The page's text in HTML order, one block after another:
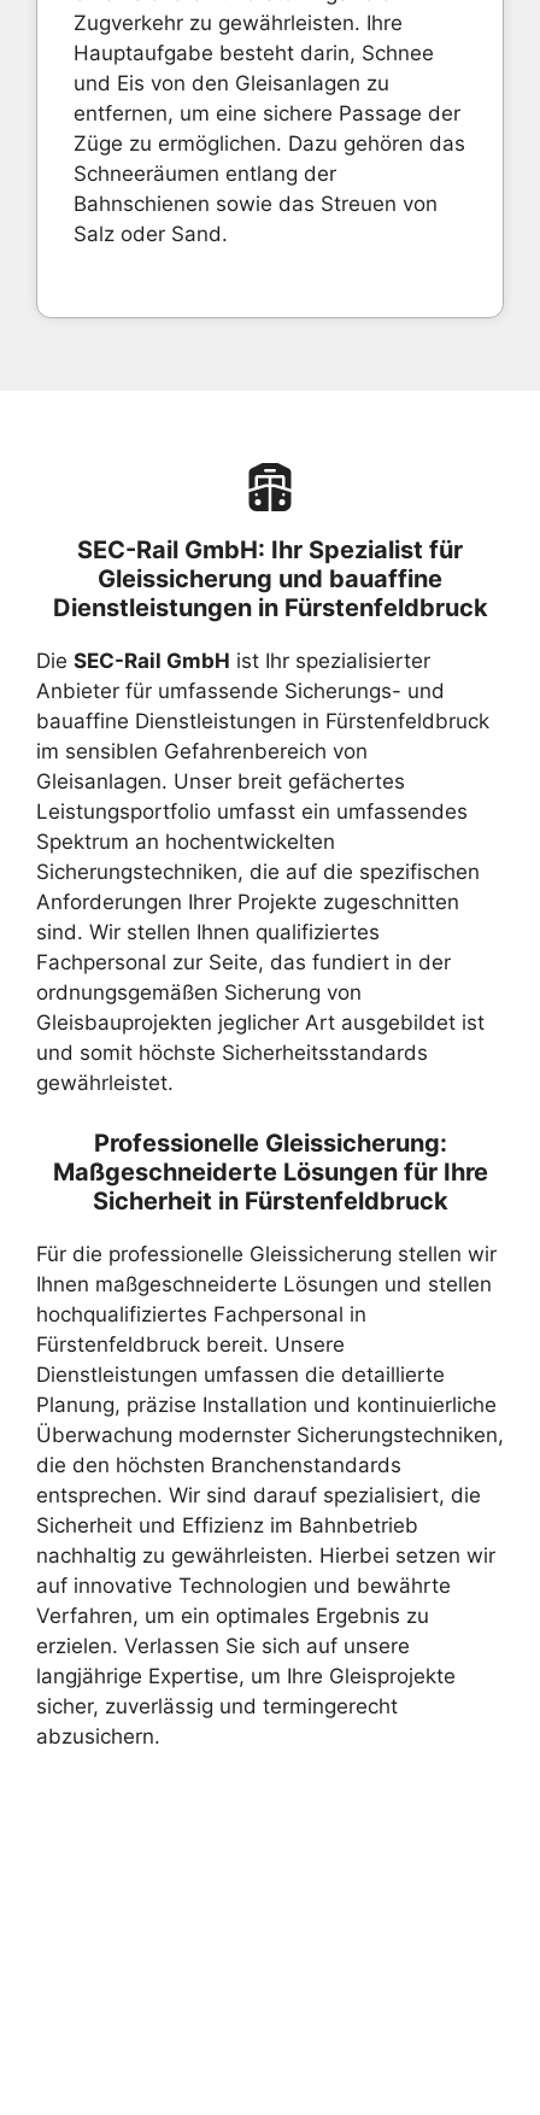
Zugverkehr zu gewährleisten. Ihre
Hauptaufgabe besteht darin, Schnee
und Eis von den Gleisanlagen zu
entfernen, um eine sichere Passage der
Züge zu ermöglichen. Dazu gehören das
Schneeräumen entlang der
Bahnschienen sowie das Streuen von
Salz oder Sand.
SEC-Rail GmbH: Ihr Spezialist für
Gleissicherung und bauaffine
Dienstleistungen in Fürstenfeldbruck
Die SEC-Rail GmbH ist Ihr spezialisierter
Anbieter für umfassende Sicherungs- und
bauaffine Dienstleistungen in Fürstenfeldbruck
im sensiblen Gefahrenbereich von
Gleisanlagen. Unser breit gefächertes
Leistungsportfolio umfasst ein umfassendes
Spektrum an hochentwickelten
Sicherungstechniken, die auf die spezifischen
Anforderungen Ihrer Projekte zugeschnitten
sind. Wir stellen Ihnen qualifiziertes
Fachpersonal zur Seite, das fundiert in der
ordnungsgemäßen Sicherung von
Gleisbauprojekten jeglicher Art ausgebildet ist
und somit höchste Sicherheitsstandards
gewährleistet.
Professionelle Gleissicherung:
Maßgeschneiderte Lösungen für Ihre
Sicherheit in Fürstenfeldbruck
Für die professionelle Gleissicherung stellen wir
Ihnen maßgeschneiderte Lösungen und stellen
hochqualifiziertes Fachpersonal in
Fürstenfeldbruck bereit. Unsere
Dienstleistungen umfassen die detaillierte
Planung, präzise Installation und kontinuierliche
Überwachung modernster Sicherungstechniken,
die den höchsten Branchenstandards
entsprechen. Wir sind darauf spezialisiert, die
Sicherheit und Effizienz im Bahnbetrieb
nachhaltig zu gewährleisten. Hierbei setzen wir
auf innovative Technologien und bewährte
Verfahren, um ein optimales Ergebnis zu
erzielen. Verlassen Sie sich auf unsere
langjährige Expertise, um Ihre Gleisprojekte
sicher, zuverlässig und termingerecht
abzusichern.